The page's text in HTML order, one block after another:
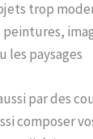
trop
les paysages
par des
composer